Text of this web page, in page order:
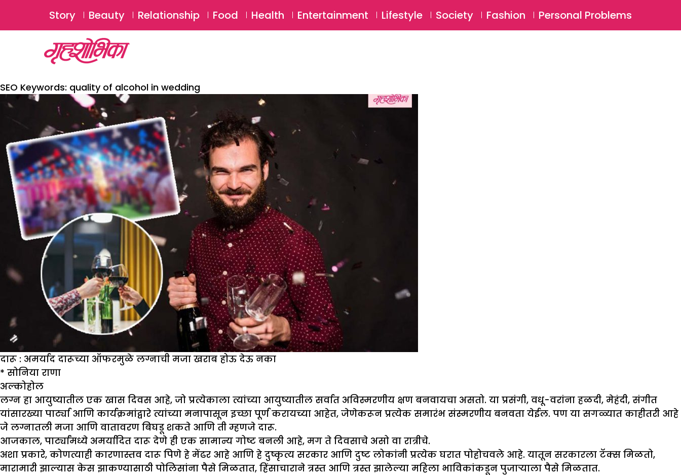
SUBSCRIBE Login ⚲
Story Beauty Relationship Food Health Entertainment Lifestyle Society Fashion Personal Problems
SEO Keywords: quality of alcohol in wedding
दारू : अमर्याद दारूच्या ऑफरमुळे लग्नाची मजा खराब होऊ देऊ नका
* सोनिया राणा
अल्कोहोल
लग्न हा आयुष्यातील एक खास दिवस आहे, जो प्रत्येकाला त्यांच्या आयुष्यातील सर्वात अविस्मरणीय क्षण बनवायचा असतो. या प्रसंगी, वधू-वरांना हळदी, मेहंदी, संगीत
यांसारख्या पार्ट्या आणि कार्यक्रमांद्वारे त्यांच्या मनापासून इच्छा पूर्ण करायच्या आहेत, जेणेकरून प्रत्येक समारंभ संस्मरणीय बनवता येईल. पण या सगळ्यात काहीतरी आहे
जे लग्नातली मजा आणि वातावरण बिघडू शकते आणि ती म्हणजे दारू.
आजकाल, पार्ट्यांमध्ये अमर्यादित दारू देणे ही एक सामान्य गोष्ट बनली आहे, मग ते दिवसाचे असो वा रात्रीचे.
अशा प्रकारे, कोणत्याही कारणास्तव दारू पिणे हे मेंढर आहे आणि हे दुष्कृत्य सरकार आणि दुष्ट लोकांनी प्रत्येक घरात पोहोचवले आहे. यातून सरकारला टॅक्स मिळतो,
मारामारी झाल्यास केस झाकण्यासाठी पोलिसांना पैसे मिळतात, हिंसाचाराने त्रस्त आणि त्रस्त झालेल्या महिला भाविकांकडून पुजाऱ्याला पैसे मिळतात.